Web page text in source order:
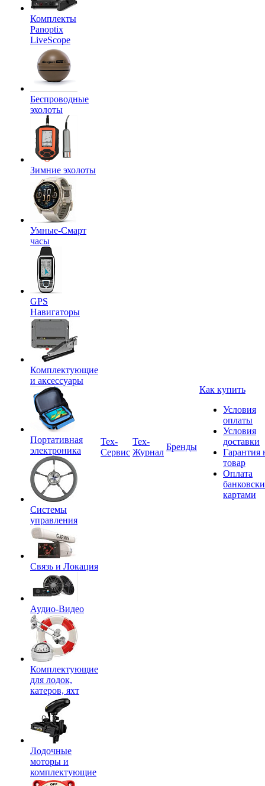
Комплекты
Panoptix
LiveScope
Беспроводные
эхолоты
Зимние эхолоты
Умные-Смарт
часы
GPS
Навигаторы
Комплектующие
и аксессуары
Портативная
электроника
Системы
управления
Связь и Локация
Аудио-Видео
Комплектующие
для лодок,
катеров, яхт
Лодочные
моторы и
комплектующие
Tex-
Сервис
Тех-
Журнал
Бренды
Как купить
Условия
оплаты
Условия
доставки
Гарантия
товар
Оплата
картами